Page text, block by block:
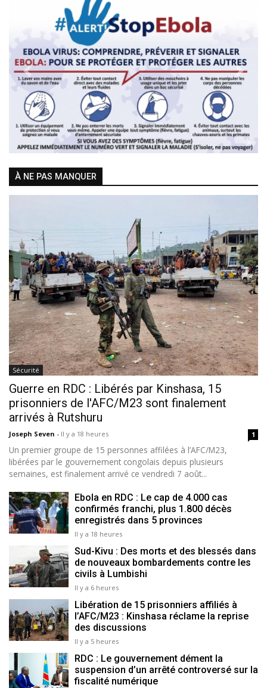
Previous Next
À NE PAS MANQUER
Sécurité
Guerre en RDC : Libérés par Kinshasa, 15
prisonniers de l'AFC/M23 sont finalement
arrivés à Rutshuru
Joseph Seven - Il y a 18 heures 1
Un premier groupe de 15 personnes affilées à l’AFC/M23,
libérées par le gouvernement congolais depuis plusieurs
semaines, est finalement arrivé ce vendredi 7 août...
Ebola en RDC : Le cap de 4.000 cas
confirmés franchi, plus 1.800 décès
enregistrés dans 5 provinces
Il y a 18 heures
Sud-Kivu : Des morts et des blessés dans
de nouveaux bombardements contre les
civils à Lumbishi
Il y a 6 heures
Libération de 15 prisonniers affiliés à
l’AFC/M23 : Kinshasa réclame la reprise
des discussions
Il y a 5 heures
RDC : Le gouvernement dément la
suspension d’un arrêté controversé sur la
fiscalité numérique